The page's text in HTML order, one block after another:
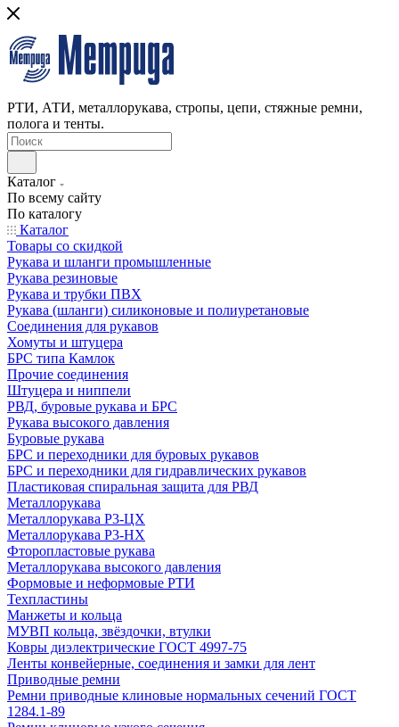
РТИ, АТИ, металлорукава, стропы, цепи, стяжные ремни,
полога и тенты.
Каталог
По всему сайту
По каталогу
Каталог
Товары со скидкой
Рукава и шланги промышленные
Рукава резиновые
Рукава и трубки ПВХ
Рукава (шланги) силиконовые и полиуретановые
Соединения для рукавов
Хомуты и штуцера
БРС типа Камлок
Прочие соединения
Штуцера и ниппели
РВД, буровые рукава и БРС
Рукава высокого давления
Буровые рукава
БРС и переходники для буровых рукавов
БРС и переходники для гидравлических рукавов
Пластиковая спиральная защита для РВД
Металлорукава
Металлорукава Р3-ЦХ
Металлорукава Р3-НХ
Фторопластовые рукава
Металлорукава высокого давления
Формовые и неформовые РТИ
Техпластины
Манжеты и кольца
МУВП кольца, звёздочки, втулки
Ковры диэлектрические ГОСТ 4997-75
Ленты конвейерные, соединения и замки для лент
Приводные ремни
Ремни приводные клиновые нормальных сечений ГОСТ
1284.1-89